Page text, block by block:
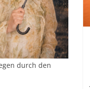
durch den